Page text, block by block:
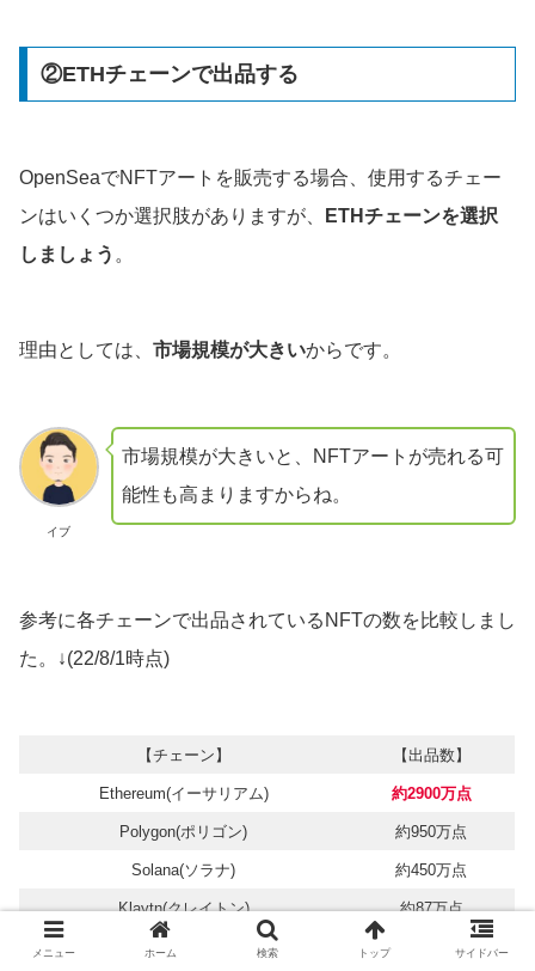
②ETHチェーンで出品する
OpenSeaでNFTアートを販売する場合、使用するチェー
ンはいくつか選択肢がありますが、
ETHチェーンを選択
しましょう 。
理由としては、 市場規模が大きいからです。
イブ
市場規模が大きいと、NFTアートが売れる可
能性も高まりますからね。
参考に各チェーンで出品されているNFTの数を比較しまし
た。↓(22/8/1時点)
【チェーン】 【出品数】
Ethereum(イーサリアム) 約2900万点
Polygon(ポリゴン) 約950万点
Solana(ソラナ) 約450万点
Klaytn(クレイトン) 約87万点
OpenSeaにリストされているNFT数 各チェーン毎の比較
メニュー ホーム 検索 トップ サイドバー